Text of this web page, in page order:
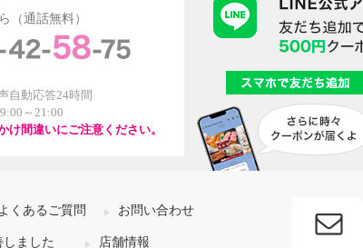
（通話無料）
自動応答24時間
～21:00
け間違いにご注意ください。
くあるご質問 お問い合わせ
ました 店舗情報